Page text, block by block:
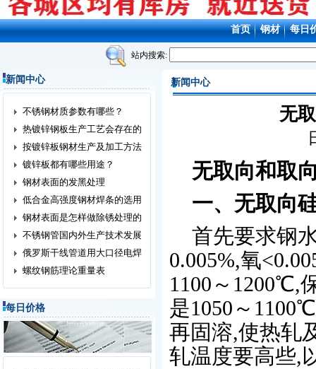
首页 钢材 每日
站内搜索:
新闻中心
不锈钢材质参数有哪些？
热镀锌钢板生产工艺会存在的
按镀锌板钢材生产及加工方法
镀锌板都有哪些用途？
钢材表面的发黑处理
低合金高强度钢材焊条的选用
钢材表面是怎样做除锈处理的
不锈钢管国内外生产技术发展
俄罗斯干线管道用大口径电焊
螺纹钢筋理论重量表
每日价格
新闻中心
无
无取向和取
一、无取向
首先要求钢
0.005%,氧
1100～1200℃,
是1050～
再固溶,使热轧
轧温度要高些,